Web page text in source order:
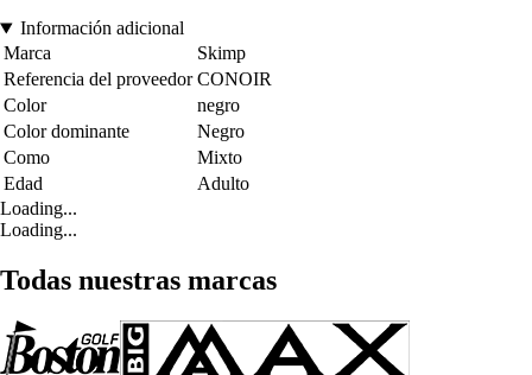
Información adicional
Marca
Skimp
Referencia del proveedor CONOIR
Color
negro
Color dominante
Negro
Como
Mixto
Edad
Adulto
Loading...
Loading...
Todas nuestras marcas